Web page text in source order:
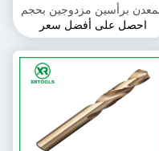
برأسين مزدوجين بحجم
2 مم - 6 مم
احصل على أفضل سعر